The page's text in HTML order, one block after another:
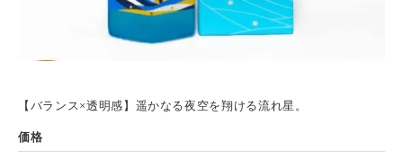
【バランス×透明感】遥かなる夜空を翔ける流れ星。
価格